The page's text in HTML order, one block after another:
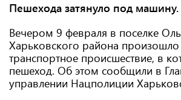
Пешехода затянуло под машину.
Вечером 9 февраля в поселке
Харьковского района
транспортное происшествие, в
пешеход. Об этом сообщили в
управлении Нацполиции